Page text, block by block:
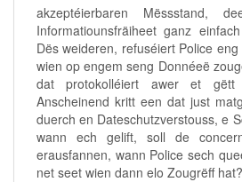
akzeptéierbaren Mëssstand,
Informatiounsfräiheet ganz
Dës weideren, refuséiert Police
wien op engem seng Donnéeë
dat protokolléiert awer et
Anscheinend kritt een dat just
duerch en Dateschutzverstouss, e
wann ech gelift, soll de
erausfannen, wann Police sech
net seet wien dann elo Zougrëff hat?